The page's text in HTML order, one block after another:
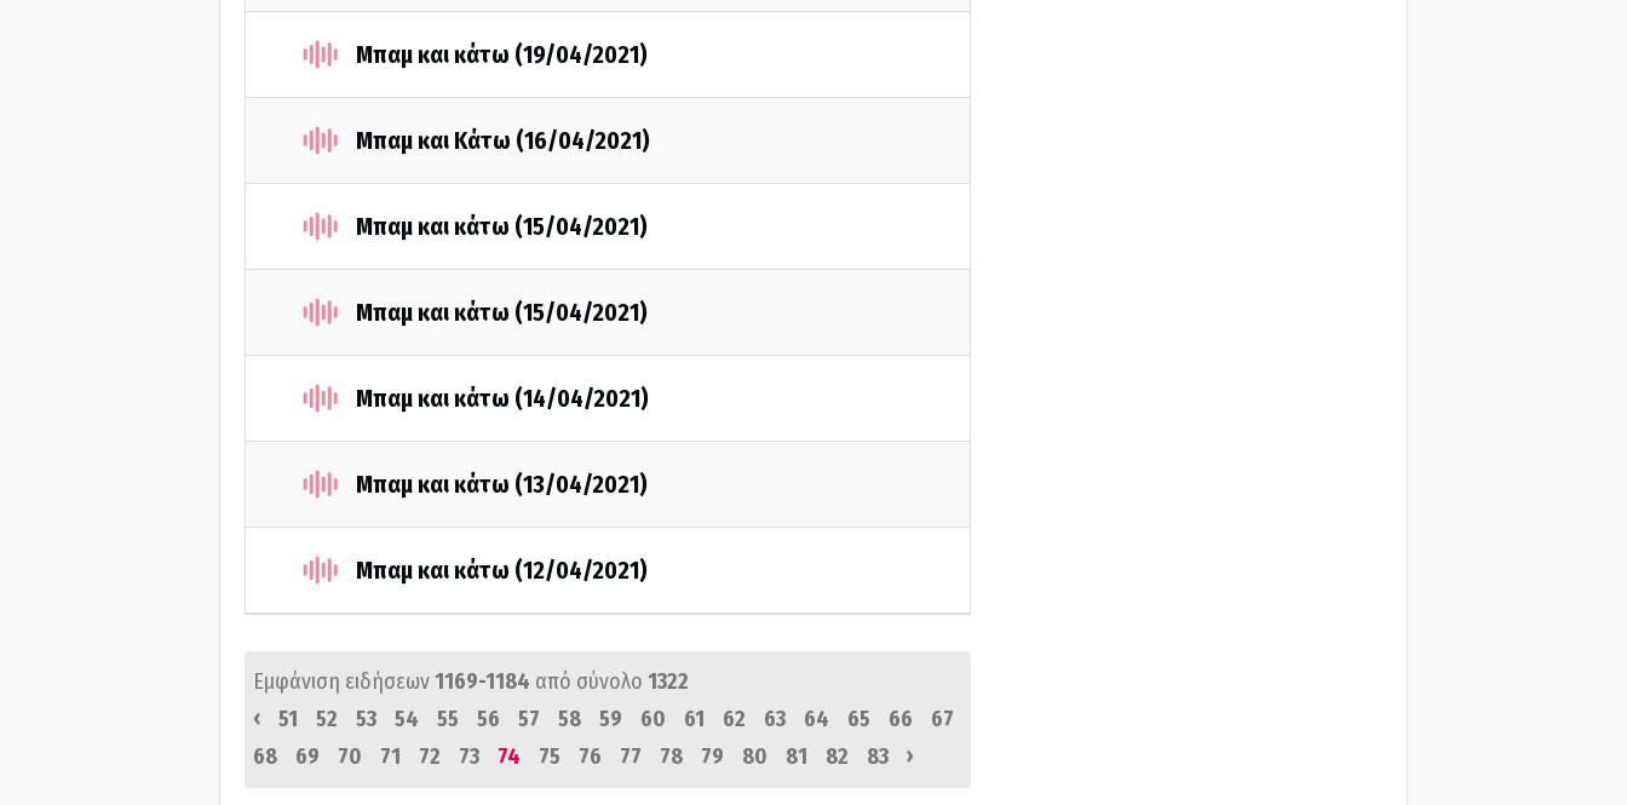
Μπαμ και κάτω (19/04/2021)
Μπαμ και Κάτω (16/04/2021)
Μπαμ και κάτω (15/04/2021)
Μπαμ και κάτω (15/04/2021)
Μπαμ και κάτω (14/04/2021)
Μπαμ και κάτω (13/04/2021)
Μπαμ και κάτω (12/04/2021)
Εμφάνιση ειδήσεων1169-1184 από σύνολο 1322
‹
51 52 53 54 55 56 57 58 59 60 61 62 63 64 65 66
67
68
69 70 71 72 73 74 75 76 77 78 79 80 81 82 83 ›